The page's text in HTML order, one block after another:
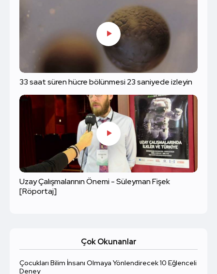
33 saat süren hücre bölünmesi 23 saniyede izleyin
Uzay Çalışmalarının Önemi - Süleyman Fişek
[Röportaj]
Çok Okunanlar
Çocukları Bilim İnsanı Olmaya Yönlendirecek 10 Eğlenceli
Deney